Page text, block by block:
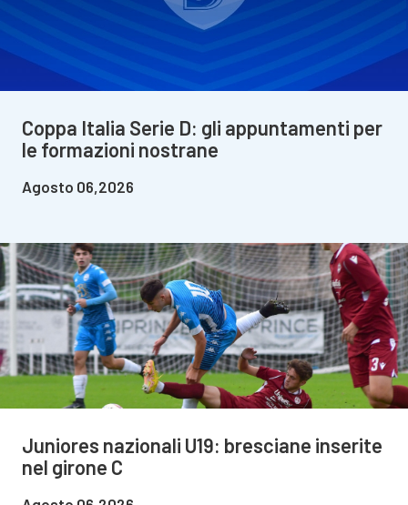
Coppa Italia Serie D: gli appuntamenti per
le formazioni nostrane
Agosto 06,2026
Juniores nazionali U19: bresciane inserite
nel girone C